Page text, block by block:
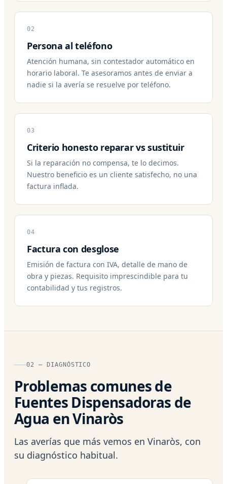
02
Persona al teléfono
Atención humana, sin contestador automático en
horario laboral. Te asesoramos antes de enviar a
nadie si la avería se resuelve por teléfono.
03
Criterio honesto reparar vs sustituir
Si la reparación no compensa, te lo decimos.
Nuestro beneficio es un cliente satisfecho, no una
factura inflada.
04
Factura con desglose
Emisión de factura con IVA, detalle de mano de
obra y piezas. Requisito imprescindible para tu
contabilidad y tus registros.
02 — DIAGNÓSTICO
Problemas comunes de
Fuentes Dispensadoras de
Agua en Vinaròs
Las averías que más vemos en Vinaròs, con
su diagnóstico habitual.